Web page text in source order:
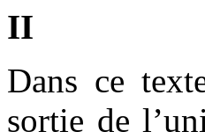
II
Dans ce
sortie de